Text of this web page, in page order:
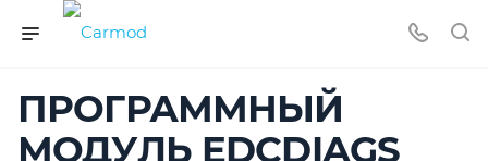
ПРОГРАММНЫЙ
МОДУЛЬ EDCDIAGS